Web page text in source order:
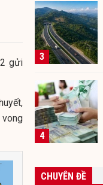
gửi
3
4
CHUYÊN ĐỀ